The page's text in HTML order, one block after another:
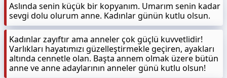
Aslında senin küçük bir kopyanım. Umarım senin kadar
sevgi dolu olurum anne. Kadınlar günün kutlu olsun.
Kadınlar zayıftır ama anneler çok güçlü kuvvetlidir!
Varlıkları hayatımızı güzelleştirmekle geçiren, ayakları
altında cennetle olan. Başta annem olmak üzere bütün
anne ve anne adaylarının anneler günü kutlu olsun!